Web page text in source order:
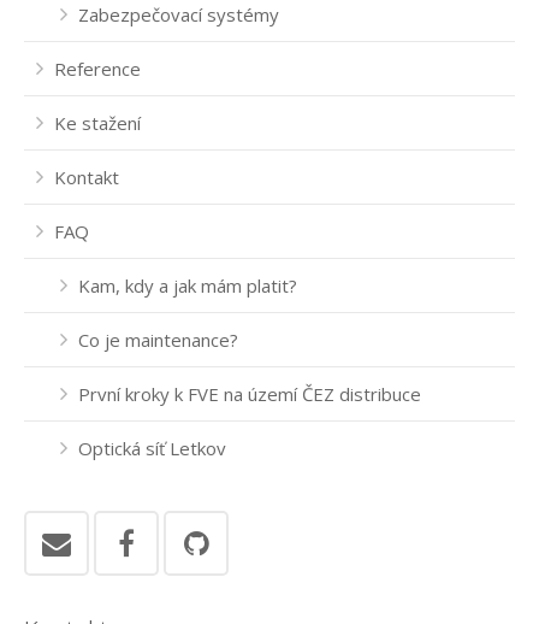
Zabezpečovací systémy
Reference
Ke stažení
Kontakt
FAQ
Kam, kdy a jak mám platit?
Co je maintenance?
První kroky k FVE na území ČEZ distribuce
Optická síť Letkov